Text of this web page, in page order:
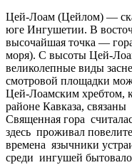
Цей-Лоам (Цейлом) —
юге Ингушетии. В
высочайшая точка —
моря). С высоты Цей-
великолепные виды
смотровой площадки
Цей-Лоамским хребтом,
районе Кавказа,
Священная гора
здесь проживал
времена язычники
среди ингушей бытовало